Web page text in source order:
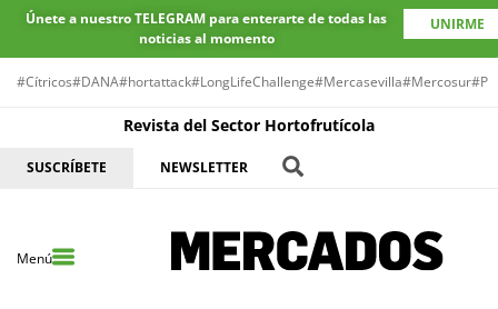
Únete a nuestro TELEGRAM para enterarte de todas las
noticias al momento
UNIRME
#Cítricos#DANA#hortattack#LongLifeChallenge#Mercasevilla#Mercosur
Revista del Sector Hortofrutícola
SUSCRÍBETE NEWSLETTER
Menú